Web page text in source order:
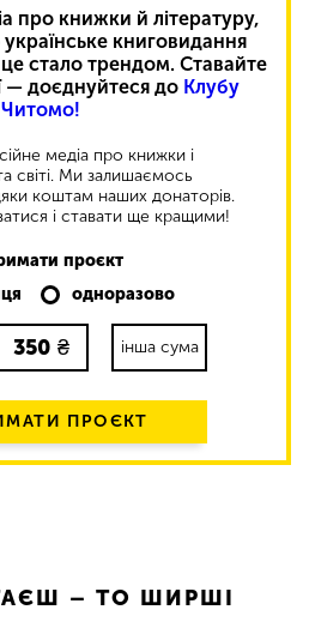
про книжки й літературу,
книговидання
стало трендом. Ставайте
— доєднуйтеся до Клубу
Читомо!
медіа про книжки і
світі. Ми залишаємось
коштам наших донаторів.
і ставати ще кращими!
проєкт
одноразово
350 ₴ інша сума
ПРОЄКТ
– ТО ШИРШІ